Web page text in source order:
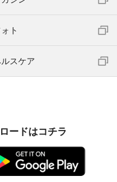
ト
スケア
ードはコチラ